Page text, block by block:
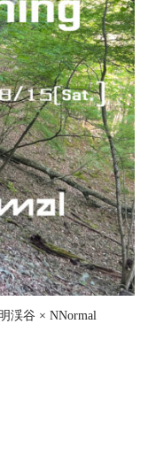
渓谷 × NNormal